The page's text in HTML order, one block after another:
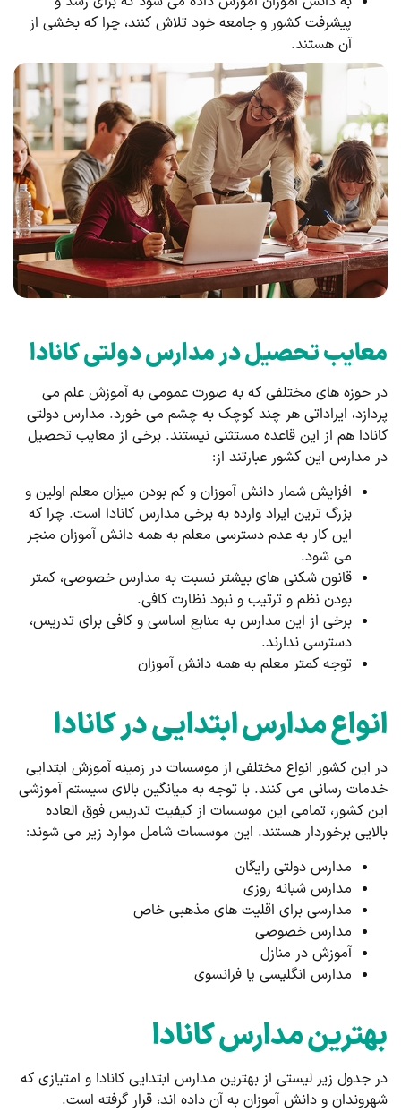
پیشرفت کشور و جامعه خود تلاش کنند، چرا که بخشی از
آن هستند.
معایب تحصیل در مدارس دولتی کانادا
در حوزه های مختلفی که به صورت عمومی به آموزش علم می
پردازد،‌ ایراداتی هر چند کوچک به چشم می خورد. مدارس دولتی
کانادا هم از این قاعده مستثنی نیستند. برخی از معایب تحصیل
در مدارس این کشور عبارتند از:
افزایش شمار دانش آموزان و کم بودن میزان معلم اولین و
بزرگ ترین ایراد وارده به برخی مدارس کانادا است. چرا که
این کار به عدم دسترسی معلم به همه دانش آموزان منجر
می شود.
قانون شکنی های بیشتر نسبت به مدارس خصوصی، کمتر
بودن نظم و ترتیب و نبود نظارت کافی.
برخی از این مدارس به منابع اساسی و کافی برای تدریس،
دسترسی ندارند.
توجه کمتر معلم به همه دانش آموزان
انواع مدارس ابتدایی در کانادا
در این کشور انواع مختلفی از موسسات در زمینه آموزش ابتدایی
خدمات رسانی می کنند. با توجه به میانگین بالای سیستم آموزشی
این کشور، تمامی این موسسات از کیفیت تدریس فوق العاده
بالایی برخوردار هستند. این موسسات شامل موارد زیر می شوند:
مدارس دولتی رایگان
مدارس شبانه روزی
مدارسی برای اقلیت های مذهبی خاص
مدارس خصوصی
آموزش در منازل
مدارس انگلیسی یا فرانسوی
بهترین مدارس کانادا
در جدول زیر لیستی از بهترین مدارس ابتدایی کانادا و امتیازی که
شهروندان و دانش آموزان به آن داده اند، قرار گرفته است.